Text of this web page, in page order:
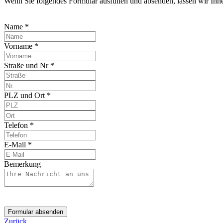
Name *
Vorname *
Straße und Nr *
PLZ und Ort *
Telefon *
E-Mail *
Bemerkung
Formular absenden
Zurück